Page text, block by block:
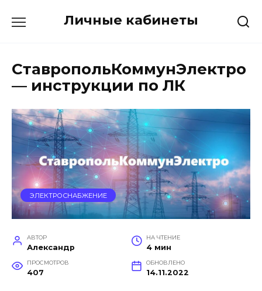
Личные кабинеты
СтавропольКоммунЭлектро
— инструкции по ЛК
ЭЛЕКТРОСНАБЖЕНИЕ
АВТОР
Александр
НА ЧТЕНИЕ
4 мин
ПРОСМОТРОВ
407
ОБНОВЛЕНО
14.11.2022